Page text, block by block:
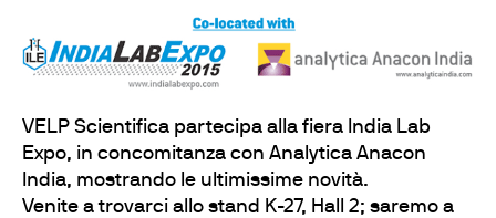
VELP Scientifica partecipa alla fiera India Lab
Expo, in concomitanza con Analytica Anacon
India, mostrando le ultimissime novità.
Venite a trovarci allo stand K-27, Hall 2; saremo a